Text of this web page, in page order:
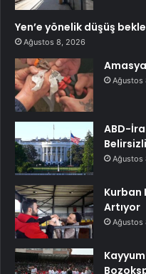
Yen’e yönelik düşüş
Ağustos 8, 2026
Ağustos
ABD-
Ağustos
Kurban
Artıyor
Ağustos